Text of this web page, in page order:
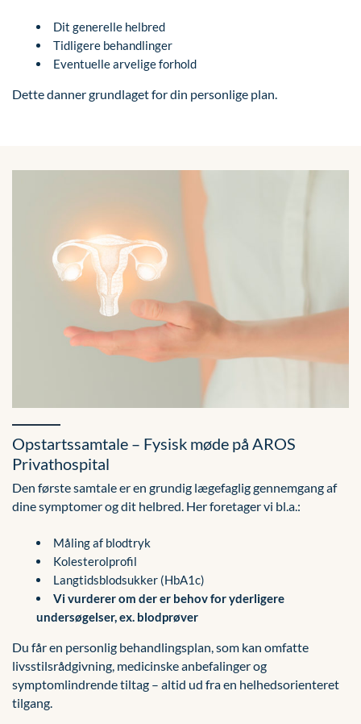
Dit generelle helbred
Tidligere behandlinger
Eventuelle arvelige forhold
Dette danner grundlaget for din personlige plan.
Opstartssamtale – Fysisk møde på AROS
Privathospital
Den første samtale er en grundig lægefaglig gennemgang af
dine symptomer og dit helbred. Her foretager vi bl.a.:
Måling af blodtryk
Kolesterolprofil
Langtidsblodsukker (HbA1c)
Vi vurderer om der er behov for yderligere
undersøgelser, ex. blodprøver
Du får en personlig behandlingsplan, som kan omfatte
livsstilsrådgivning, medicinske anbefalinger og
symptomlindrende tiltag – altid ud fra en helhedsorienteret
tilgang.